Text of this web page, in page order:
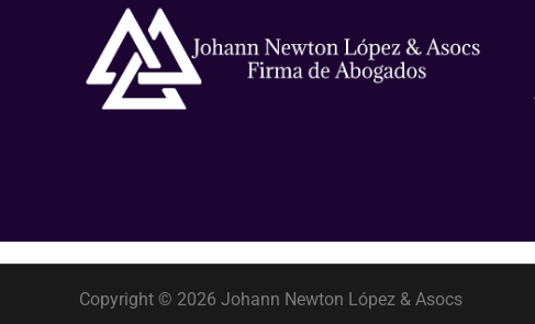
Copyright © 2026 Johann Newton López & Asocs